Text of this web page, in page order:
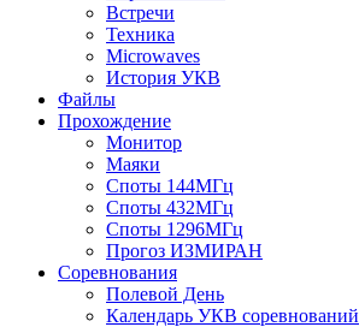
Встречи
Техника
Microwaves
История УКВ
Файлы
Прохождение
Монитор
Маяки
Споты 144МГц
Споты 432МГц
Споты 1296МГц
Прогоз ИЗМИРАН
Соревнования
Полевой День
Календарь УКВ соревнований